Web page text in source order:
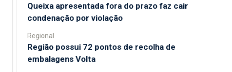
Queixa apresentada fora do prazo faz cair
condenação por violação
Regional
Região possui 72 pontos de recolha de
embalagens Volta